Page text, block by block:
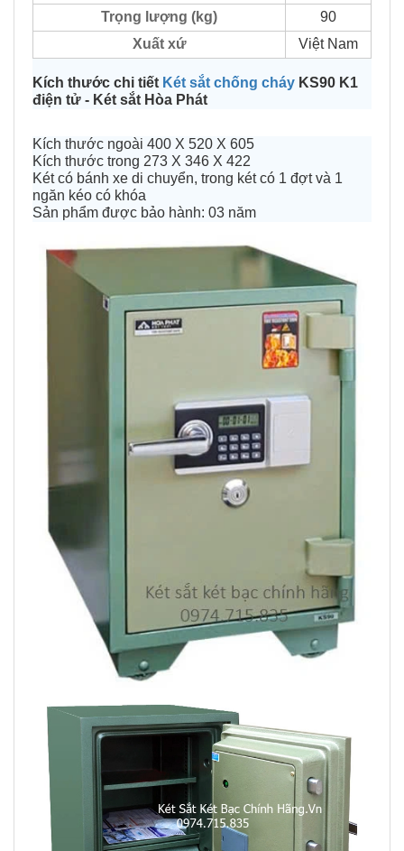
Trọng lượng (kg)
90
Xuất xứ
Việt Nam
Kích thước chi tiết Két sắt chống cháy KS90 K1
điện tử - Két sắt Hòa Phát
Kích thước ngoài 400 X 520 X 605
Kích thước trong 273 X 346 X 422
Két có bánh xe di chuyển, trong két có 1 đợt và 1
ngăn kéo có khóa
Sản phẩm được bảo hành: 03 năm